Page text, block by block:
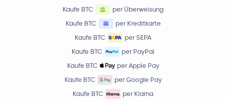
Kaufe BTC
per Überweisung
Kaufe BTC
per Kreditkarte
Kaufe BTC
per SEPA
Kaufe BTC
per PayPal
Kaufe BTC
per Apple Pay
Kaufe BTC
per Google Pay
Kaufe BTC
per Klarna